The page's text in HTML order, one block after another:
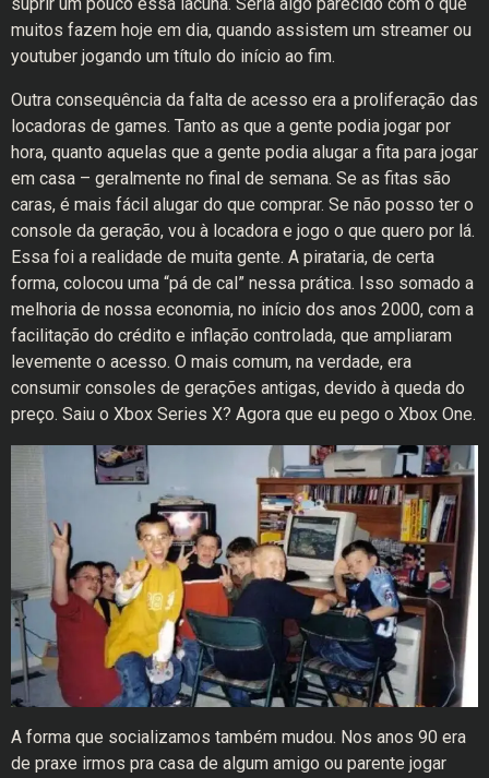
muitos fazem hoje em dia, quando assistem um streamer ou
youtuber jogando um título do início ao fim.
Outra consequência da falta de acesso era a proliferação das
locadoras de games. Tanto as que a gente podia jogar por
hora, quanto aquelas que a gente podia alugar a fita para jogar
em casa – geralmente no final de semana. Se as fitas são
caras, é mais fácil alugar do que comprar. Se não posso ter o
console da geração, vou à locadora e jogo o que quero por lá.
Essa foi a realidade de muita gente. A pirataria, de certa
forma, colocou uma “pá de cal” nessa prática. Isso somado a
melhoria de nossa economia, no início dos anos 2000, com a
facilitação do crédito e inflação controlada, que ampliaram
levemente o acesso. O mais comum, na verdade, era
consumir consoles de gerações antigas, devido à queda do
preço. Saiu o Xbox Series X? Agora que eu pego o Xbox One.
A forma que socializamos também mudou. Nos anos 90 era
de praxe irmos pra casa de algum amigo ou parente jogar